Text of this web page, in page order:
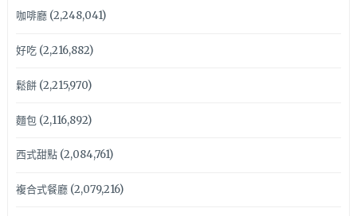
咖啡廳(2,248,041)
好吃(2,216,882)
鬆餅(2,215,970)
麵包(2,116,892)
西式甜點(2,084,761)
複合式餐廳(2,079,216)